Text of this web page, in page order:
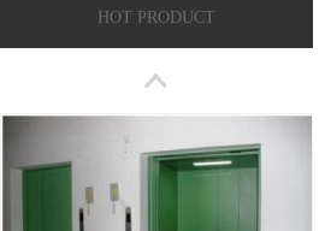
HOT PRODUCT